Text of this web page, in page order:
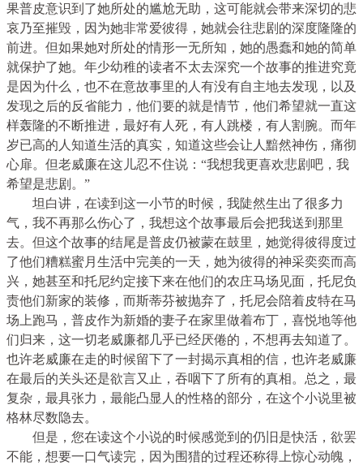
果普皮意识到了她所处的尴尬无助，这可能就会带来深切的悲
哀乃至摧毁，因为她非常爱彼得，她就会往悲剧的深度隆隆的
前进。但如果她对所处的情形一无所知，她的愚蠢和她的简单
就保护了她。年少幼稚的读者不太去深究一个故事的推进究竟
是因为什么，也不在意故事里的人有没有自主地去发现，以及
发现之后的反省能力，他们要的就是情节，他们希望就一直这
样轰隆的不断推进，最好有人死，有人跳楼，有人割腕。而年
岁已高的人知道生活的真实，知道这些会让人黯然神伤，痛彻
心扉。但老威廉在这儿忍不住说：“我想我更喜欢悲剧吧，我
希望是悲剧。”
坦白讲，在读到这一小节的时候，我陡然生出了很多力
气，我不再那么伤心了，我想这个故事最后会把我送到那里
去。但这个故事的结尾是普皮仍被蒙在鼓里，她觉得彼得度过
了他们糟糕蜜月生活中完美的一天，她为彼得的神采奕奕而高
兴，她甚至和托尼约定接下来在他们的农庄马场见面，托尼负
责他们新家的装修，而斯蒂芬被抛弃了，托尼会陪着皮特在马
场上跑马，普皮作为新婚的妻子在家里做着布丁，喜悦地等他
们归来，这一切老威廉都几乎已经厌倦的，不想再去知道了。
也许老威廉在走的时候留下了一封揭示真相的信，也许老威廉
在最后的关头还是欲言又止，吞咽下了所有的真相。总之，最
复杂，最具张力，最能凸显人的性格的部分，在这个小说里被
格林尽数隐去。
但是，您在读这个小说的时候感觉到的仍旧是快活，欲罢
不能，想要一口气读完，因为围猎的过程还称得上惊心动魄，